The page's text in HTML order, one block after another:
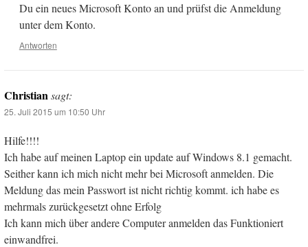
Du ein neues Microsoft Konto an und prüfst die Anmeldung
unter dem Konto.
Antworten
Christiansagt:
25. Juli 2015 um 10:50 Uhr
Hilfe!!!!
Ich habe auf meinen Laptop ein update auf Windows 8.1 gemacht.
Seither kann ich mich nicht mehr bei Microsoft anmelden. Die
Meldung das mein Passwort ist nicht richtig kommt. ich habe es
mehrmals zurückgesetzt ohne Erfolg
Ich kann mich über andere Computer anmelden das Funktioniert
einwandfrei.